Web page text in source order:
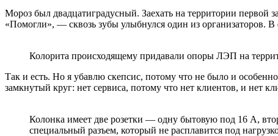
Мороз был двадцатиградусный. Заехать на территории
«Помогли», — сквозь зубы улыбнулся один из организаторов.
Колорита происходящему придавали опоры ЛЭП на
Так и есть. Но я убавлю скепсис, потому что не было и
замкнутый круг: нет сервиса, потому что нет клиентов, и нет
Колонка имеет две розетки — одну бытовую под 16 А,
специальный разъем, который не расплавится под